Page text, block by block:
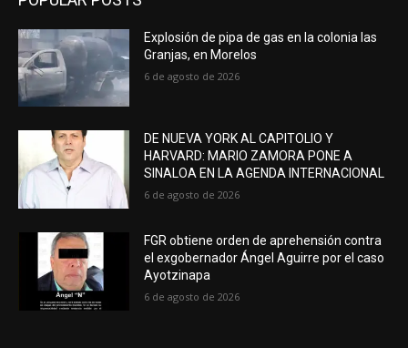
Explosión de pipa de gas en la colonia las
Granjas, en Morelos
6 de agosto de 2026
DE NUEVA YORK AL CAPITOLIO Y
HARVARD: MARIO ZAMORA PONE A
SINALOA EN LA AGENDA INTERNACIONAL
6 de agosto de 2026
FGR obtiene orden de aprehensión contra
el exgobernador Ángel Aguirre por el caso
Ayotzinapa
6 de agosto de 2026